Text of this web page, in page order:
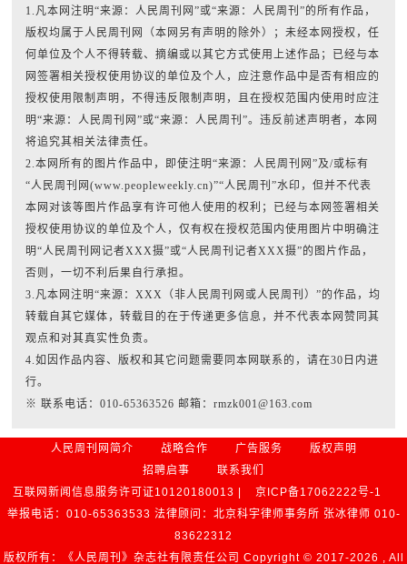
1.凡本网注明“来源：人民周刊网”或“来源：人民周刊”的所有作品，
版权均属于人民周刊网（本网另有声明的除外）；未经本网授权，任
何单位及个人不得转载、摘编或以其它方式使用上述作品；已经与本
网签署相关授权使用协议的单位及个人，应注意作品中是否有相应的
授权使用限制声明，不得违反限制声明，且在授权范围内使用时应注
明“来源：人民周刊网”或“来源：人民周刊”。违反前述声明者，本网
将追究其相关法律责任。
2.本网所有的图片作品中，即使注明“来源：人民周刊网”及/或标有
“人民周刊网(www.peopleweekly.cn)”“人民周刊”水印，但并不代表
本网对该等图片作品享有许可他人使用的权利；已经与本网签署相关
授权使用协议的单位及个人，仅有权在授权范围内使用图片中明确注
明“人民周刊网记者XXX摄”或“人民周刊记者XXX摄”的图片作品，
否则，一切不利后果自行承担。
3.凡本网注明“来源：XXX（非人民周刊网或人民周刊）”的作品，均
转载自其它媒体，转载目的在于传递更多信息，并不代表本网赞同其
观点和对其真实性负责。
4.如因作品内容、版权和其它问题需要同本网联系的，请在30日内进
行。
※ 联系电话：010-65363526 邮箱：rmzk001@163.com
人民周刊网简介 战略合作 广告服务
版权声明
招聘启事
联系我们
互联网新闻信息服务许可证10120180013 |
京ICP备17062222号-1
举报电话：010-65363533 法律顾问：北京科宇律师事务所 张冰律师 010-
83622312
版权所有：《人民周刊》杂志社有限责任公司 Copyright © 2017-2026 , All